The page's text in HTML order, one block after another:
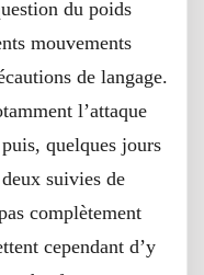
du poids
mouvements
de langage.
l’attaque
quelques jours
suivies de
complètement
cependant d’y